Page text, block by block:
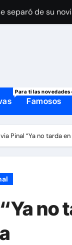
separó de su
se viste de
Para ti las
Famosos
Pinal “Ya no tarda
no